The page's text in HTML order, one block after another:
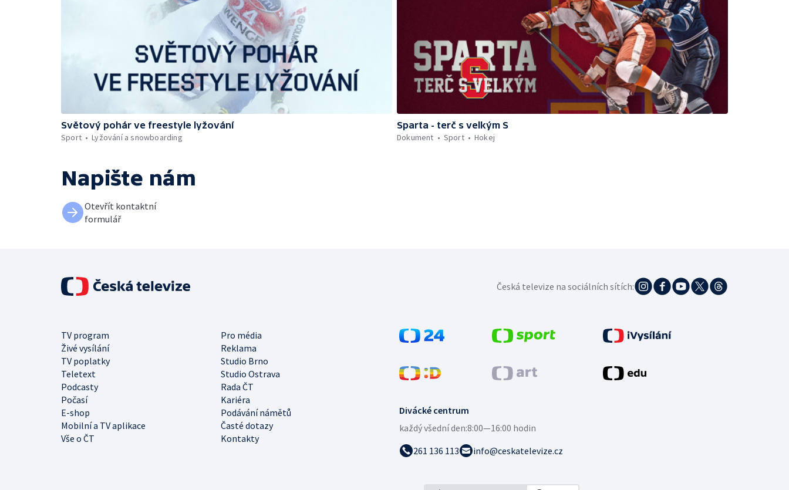
Světový pohár ve freestyle lyžování
Sport
Lyžování a snowboarding
Sparta - terč s velkým S
Dokument
Sport Hokej
Napište nám
Otevřít kontaktní
formulář
Divácké centrum
každý všední den:8:00—16:00 hodin
261 136 113
info@ceskatelevize.cz
TV program
Pro média
Živé vysílání
Reklama
TV poplatky
Studio Brno
Teletext
Studio Ostrava
Podcasty
Rada ČT
Počasí
Kariéra
E-shop
Podávání námětů
Mobilní a TV aplikace
Časté dotazy
Vše o ČT
Kontakty
Česká televize na sociálních sítích: